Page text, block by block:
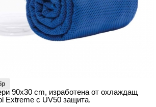
90x30 cm, изработена от охлаждащ
Extreme с UV50 защита.